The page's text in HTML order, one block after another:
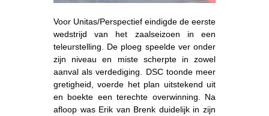
Voor Unitas/Perspectief eindigde de eerste
wedstrijd van het zaalseizoen in een
teleurstelling. De ploeg speelde ver onder
zijn niveau en miste scherpte in zowel
aanval als verdediging. DSC toonde meer
gretigheid, voerde het plan uitstekend uit
en boekte een terechte overwinning. Na
afloop was Erik van Brenk duidelijk in zijn